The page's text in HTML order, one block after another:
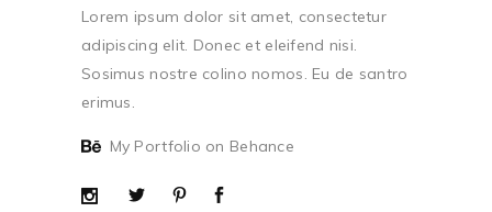
Lorem ipsum dolor sit amet, consectetur
adipiscing elit. Donec et eleifend nisi.
Sosimus nostre colino nomos. Eu de santro
erimus.
My Portfolio on Behance